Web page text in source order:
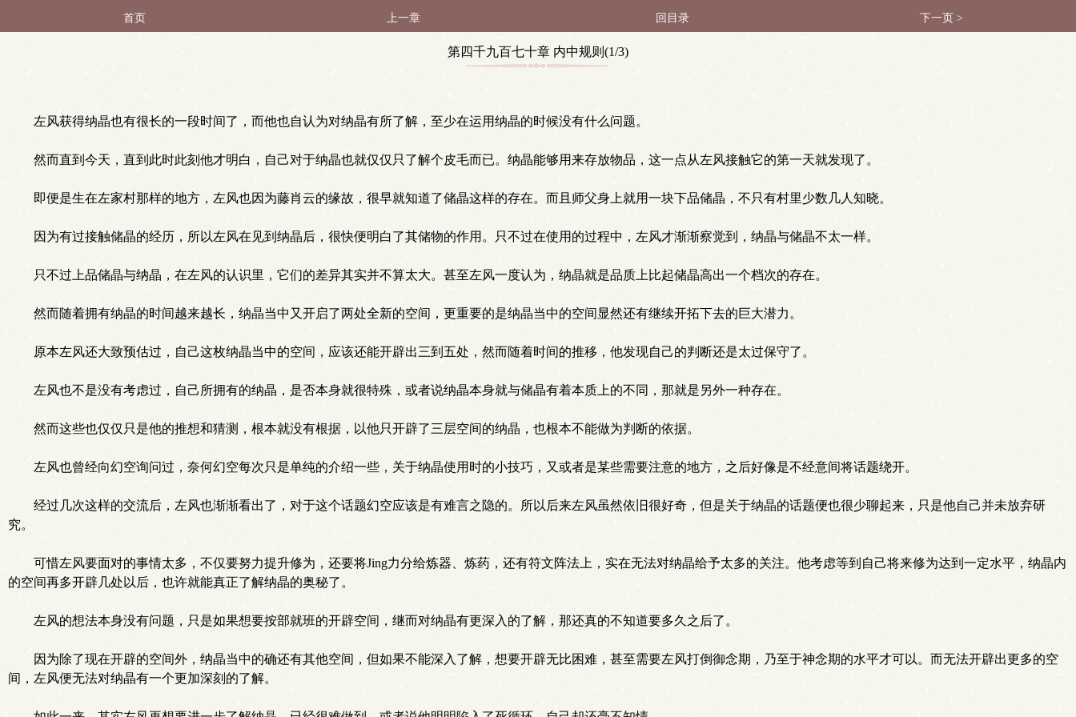
首页 上一章 回目录 下一页 >
第四千九百七十章 内中规则(1/3)
左风获得纳晶也有很长的一段时间了，而他也自认为对纳晶有所了解，至少在运用纳晶的时候没有什么问题。
然而直到今天，直到此时此刻他才明白，自己对于纳晶也就仅仅只了解个皮毛而已。纳晶能够用来存放物品，这一点从左风接触它的第一天就发现了。
即便是生在左家村那样的地方，左风也因为藤肖云的缘故，很早就知道了储晶这样的存在。而且师父身上就用一块下品储晶，不只有村里少数几人知晓。
因为有过接触储晶的经历，所以左风在见到纳晶后，很快便明白了其储物的作用。只不过在使用的过程中，左风才渐渐察觉到，纳晶与储晶不太一样。
只不过上品储晶与纳晶，在左风的认识里，它们的差异其实并不算太大。甚至左风一度认为，纳晶就是品质上比起储晶高出一个档次的存在。
然而随着拥有纳晶的时间越来越长，纳晶当中又开启了两处全新的空间，更重要的是纳晶当中的空间显然还有继续开拓下去的巨大潜力。
原本左风还大致预估过，自己这枚纳晶当中的空间，应该还能开辟出三到五处，然而随着时间的推移，他发现自己的判断还是太过保守了。
左风也不是没有考虑过，自己所拥有的纳晶，是否本身就很特殊，或者说纳晶本身就与储晶有着本质上的不同，那就是另外一种存在。
然而这些也仅仅只是他的推想和猜测，根本就没有根据，以他只开辟了三层空间的纳晶，也根本不能做为判断的依据。
左风也曾经向幻空询问过，奈何幻空每次只是单纯的介绍一些，关于纳晶使用时的小技巧，又或者是某些需要注意的地方，之后好像是不经意间将话题绕开。
经过几次这样的交流后，左风也渐渐看出了，对于这个话题幻空应该是有难言之隐的。所以后来左风虽然依旧很好奇，但是关于纳晶的话题便也很少聊起来，只是他自己并未放弃研
究。
可惜左风要面对的事情太多，不仅要努力提升修为，还要将Jing力分给炼器、炼药，还有符文阵法上，实在无法对纳晶给予太多的关注。他考虑等到自己将来修为达到一定水平，纳晶内
的空间再多开辟几处以后，也许就能真正了解纳晶的奥秘了。
左风的想法本身没有问题，只是如果想要按部就班的开辟空间，继而对纳晶有更深入的了解，那还真的不知道要多久之后了。
因为除了现在开辟的空间外，纳晶当中的确还有其他空间，但如果不能深入了解，想要开辟无比困难，甚至需要左风打倒御念期，乃至于神念期的水平才可以。而无法开辟出更多的空
间，左风便无法对纳晶有一个更加深刻的了解。